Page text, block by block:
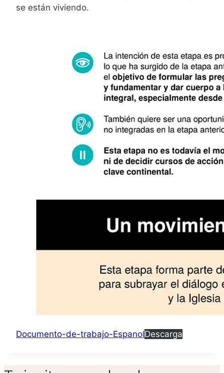
se están viviendo.
Documento-de-trabajo-EspanolDescarga